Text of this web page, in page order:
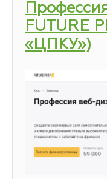
FUTURE
«ЦПКУ»)